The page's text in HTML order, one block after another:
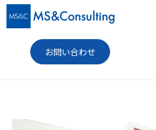
お問い合わせ
セミナー